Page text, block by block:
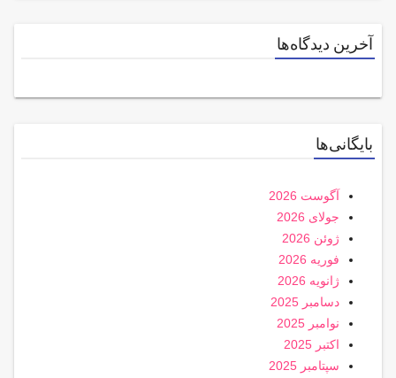
آخرین دیدگاه‌ها
بایگانی‌ها
آگوست 2026
جولای 2026
ژوئن 2026
فوریه 2026
ژانویه 2026
دسامبر 2025
نوامبر 2025
اکتبر 2025
سپتامبر 2025